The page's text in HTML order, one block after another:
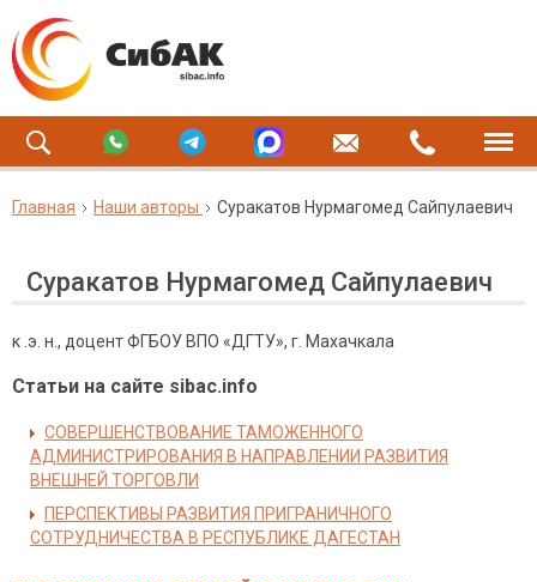
Главная Наши авторы Суракатов Нурмагомед Сайпулаевич
Суракатов Нурмагомед Сайпулаевич
к .э. н., доцент ФГБОУ ВПО «ДГТУ», г. Махачкала
Статьи на сайте sibac.info
СОВЕРШЕНСТВОВАНИЕ ТАМОЖЕННОГО
АДМИНИСТРИРОВАНИЯ В НАПРАВЛЕНИИ РАЗВИТИЯ
ВНЕШНЕЙ ТОРГОВЛИ
ПЕРСПЕКТИВЫ РАЗВИТИЯ ПРИГРАНИЧНОГО
СОТРУДНИЧЕСТВА В РЕСПУБЛИКЕ ДАГЕСТАН